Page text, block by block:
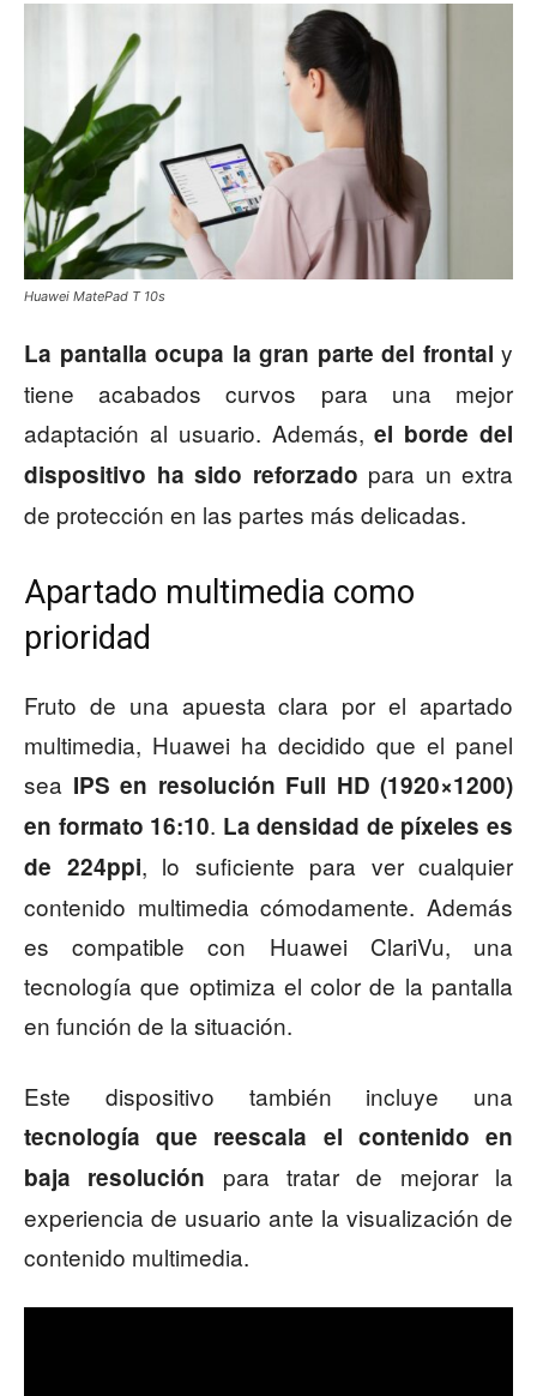
Huawei MatePad T 10s
La pantalla ocupa la gran parte del frontal y
tiene acabados curvos para una mejor
adaptación al usuario. Además,el borde del
dispositivo ha sido reforzado para un extra
de protección en las partes más delicadas.
Apartado multimedia como
prioridad
Fruto de una apuesta clara por el apartado
multimedia, Huawei ha decidido que el panel
sea IPS en resolución Full HD (1920×1200)
en formato 16:10. La densidad de píxeles es
de 224ppi, lo suficiente para ver cualquier
contenido multimedia cómodamente. Además
es compatible con Huawei ClariVu, una
tecnología que optimiza el color de la pantalla
en función de la situación.
Este dispositivo también incluye una
tecnología que reescala el contenido en
baja resolución para tratar de mejorar la
experiencia de usuario ante la visualización de
contenido multimedia.